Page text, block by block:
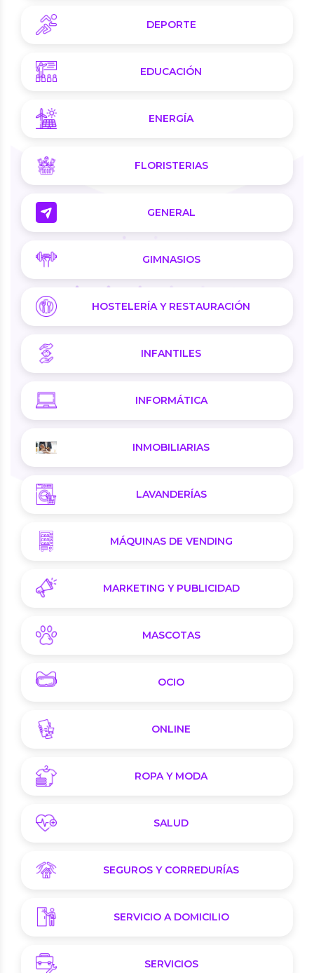
DEPORTE
EDUCACIÓN
ENERGÍA
FLORISTERIAS
GENERAL
GIMNASIOS
HOSTELERÍA Y RESTAURACIÓN
INFANTILES
INFORMÁTICA
INMOBILIARIAS
LAVANDERÍAS
MÁQUINAS DE VENDING
MARKETING Y PUBLICIDAD
MASCOTAS
OCIO
ONLINE
ROPA Y MODA
SALUD
SEGUROS Y CORREDURÍAS
SERVICIO A DOMICILIO
SERVICIOS